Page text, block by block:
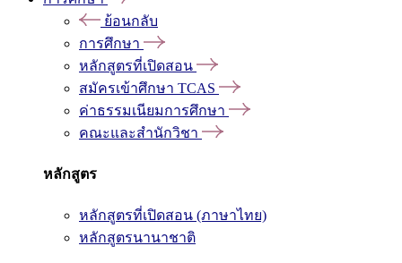
ย้อนกลับ
การศึกษา
หลักสูตรที่เปิดสอน
สมัครเข้าศึกษา TCAS
ค่าธรรมเนียมการศึกษา
คณะและสำนักวิชา
หลักสูตร
หลักสูตรที่เปิดสอน (ภาษาไทย)
หลักสูตรนานาชาติ